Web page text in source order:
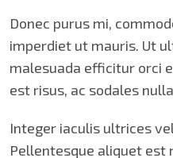
Donec purus mi,
imperdiet ut mauris. Ut
malesuada efficitur orci
est risus, ac sodales
Integer iaculis ultrices
Pellentesque aliquet est